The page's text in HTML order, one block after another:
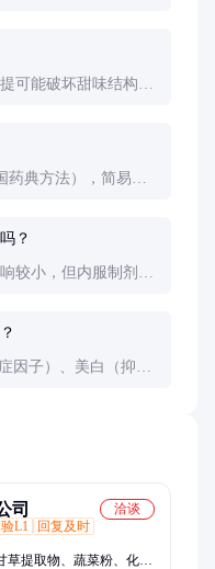
可能破坏甜味结构，
药典方法），简易鉴
？
较小，但内服制剂可
因子）、美白（抑制
司
洽谈
L1
回复及时
草提取物、蔬菜粉、化妆